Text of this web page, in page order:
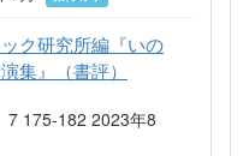
ク研究所編『いの
集』（書評）
7 175-182 2023年8